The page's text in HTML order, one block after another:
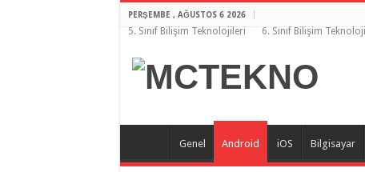
PERŞEMBE , AĞUSTOS 6 2026
5. Sınıf Bilişim Teknolojileri 6. Sınıf Bilişim
Genel Android iOS Bilgisayar